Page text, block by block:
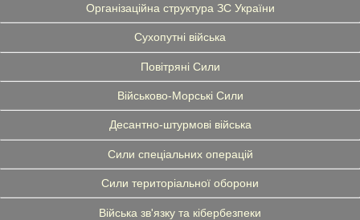
Організаційна структура ЗС України
Сухопутні війська
Повітряні Сили
Військово-Морські Сили
Десантно-штурмові війська
Сили спеціальних операцій
Сили територіальної оборони
Війська зв'язку та кібербезпеки